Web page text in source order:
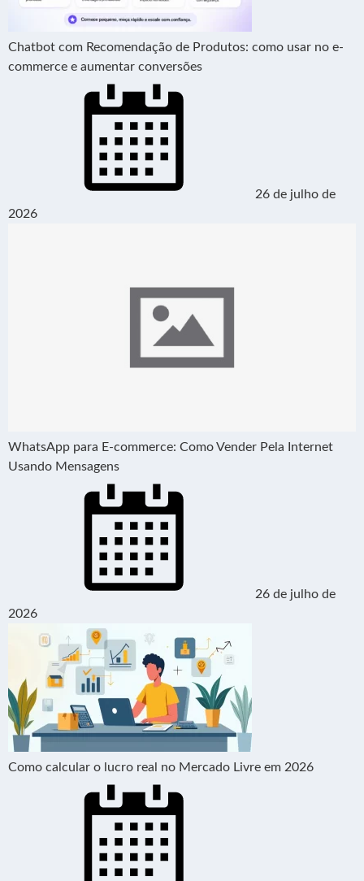
Chatbot com Recomendação de Produtos: como usar no e-
commerce e aumentar conversões
26 de julho de
2026
WhatsApp para E-commerce: Como Vender Pela Internet
Usando Mensagens
26 de julho de
2026
Como calcular o lucro real no Mercado Livre em 2026